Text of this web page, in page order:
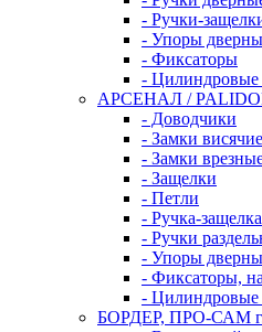
- Ручки-
- Упоры
- Фиксаторы
-
АРСЕНАЛ /
- Доводчики
- Замки висячие
- Замки
- Защелки
- Петли
- Ручка-защелка
- Ручки
- Упоры
- Фиксаторы,
-
БОРДЕР, ПРО-САМ